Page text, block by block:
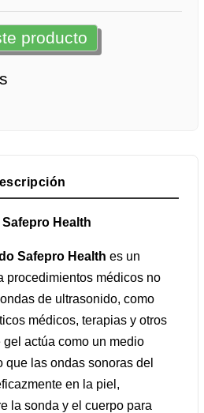
producto
Health
Safepro Health es un
procedimientos médicos no
de ultrasonido, como
médicos, terapias y otros
actúa como un medio
que las ondas sonoras del
en la piel,
la sonda y el cuerpo para